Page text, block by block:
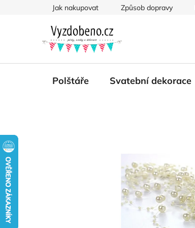
Jak nakupovat Způsob dopravy
Polštáře Svatební dekorace